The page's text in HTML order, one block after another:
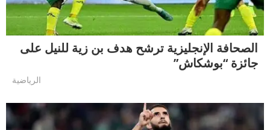
الصحافة الإنجليزية ترشح هدف بن زية للنيل على
جائزة “بوشكاش”
الرياضية